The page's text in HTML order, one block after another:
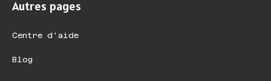
Autres pages
Centre d'aide
Blog